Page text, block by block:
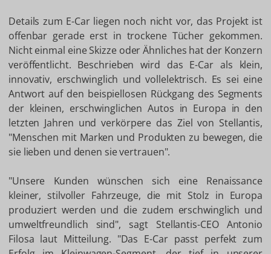
Details zum E-Car liegen noch nicht vor, das Projekt ist
offenbar gerade erst in trockene Tücher gekommen.
Nicht einmal eine Skizze oder Ähnliches hat der Konzern
veröffentlicht. Beschrieben wird das E-Car als klein,
innovativ, erschwinglich und vollelektrisch. Es sei eine
Antwort auf den beispiellosen Rückgang des Segments
der kleinen, erschwinglichen Autos in Europa in den
letzten Jahren und verkörpere das Ziel von Stellantis,
"Menschen mit Marken und Produkten zu bewegen, die
sie lieben und denen sie vertrauen".
"Unsere Kunden wünschen sich eine Renaissance
kleiner, stilvoller Fahrzeuge, die mit Stolz in Europa
produziert werden und die zudem erschwinglich und
umweltfreundlich sind", sagt Stellantis-CEO Antonio
Filosa laut Mitteilung. "Das E-Car passt perfekt zum